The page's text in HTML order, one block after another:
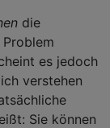
die
es jedoch
verstehen
Sie können